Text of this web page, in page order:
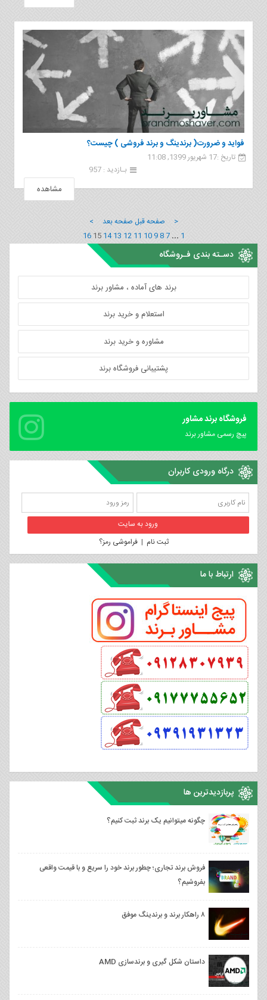
فواید و ضرورت( برندینگ و برند فروشی ) چیست؟
تاریخ :17 شهریور 1399, 11:08
بـازدید : 957
مشاهده
< صفحه قبل صفحه بعد >
1
...
7
8
9
10
11
12
13
14
15
16
دسـته بندی فـروشگاه
برند های آماده ، مشاور برند
استعلام و خرید برند
مشاوره و خرید برند
پشتیبانی فروشگاه برند
فروشگاه برند مشاور
پیچ رسمی مشاور برند
درگاه ورودی کاربران
ثبت نام |فراموشی رمز؟
ارتباط با ما
پربازدیدترین ها
چگونه میتوانیم یک برند ثبت کنیم؟
فروش برند تجاری؛ چطور برند خود را سریع و با قیمت واقعی
بفروشیم؟
۸ راهکار برند و برندینگ موفق
داستان شکل گیری و برندسازی AMD